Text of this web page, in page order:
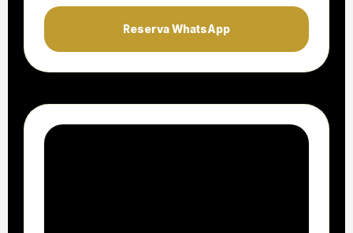
Reserva WhatsApp